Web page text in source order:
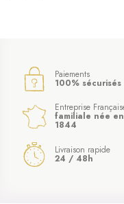
Les origines du
Dans la religion catholique, le
formant un petit chapeau, d’où
Vierge Marie
en étaient
Paiements
100% sécurisés
Entreprise
familiale née en
1844
Livraison rapide
24 / 48h